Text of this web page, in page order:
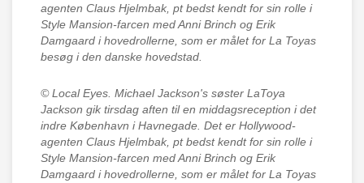
agenten Claus Hjelmbak, pt bedst kendt for sin rolle i
Style Mansion-farcen med Anni Brinch og Erik
Damgaard i hovedrollerne, som er målet for La Toyas
besøg i den danske hovedstad.
© Local Eyes. Michael Jackson's søster LaToya
Jackson gik tirsdag aften til en middagsreception i det
indre København i Havnegade. Det er Hollywood-
agenten Claus Hjelmbak, pt bedst kendt for sin rolle i
Style Mansion-farcen med Anni Brinch og Erik
Damgaard i hovedrollerne, som er målet for La Toyas